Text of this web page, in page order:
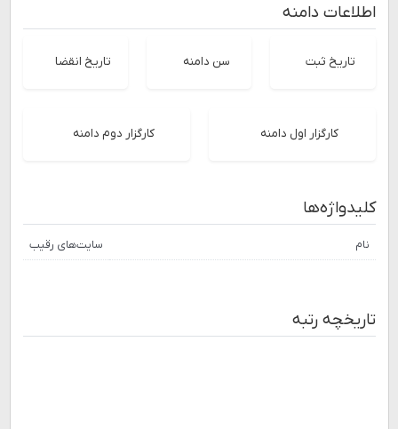
اطلاعات دامنه
تاریخ ثبت سن دامنه تاریخ انقضا
کارگزار اول دامنه کارگزار دوم دامنه
کلیدواژه‌ها
نام سایت‌های رقیب
تاریخچه رتبه